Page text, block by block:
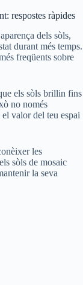
respostes ràpides
dels sòls,
durant més temps.
freqüents sobre
els sòls brillin fins
no només
valor del teu espai
les
sòls de mosaic
la seva